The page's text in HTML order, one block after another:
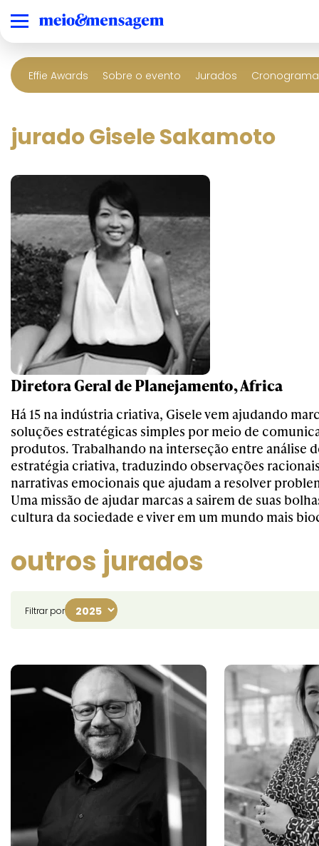
Effie Awards Sobre o evento Jurados
jurado Gisele Sakamoto
Diretora Geral de Planejamento, Africa
Há 15 na indústria criativa, Gisele vem ajudando
soluções estratégicas simples por meio de
produtos. Trabalhando na interseção entre análise
estratégia criativa, traduzindo observações
narrativas emocionais que ajudam a resolver
Uma missão de ajudar marcas a sairem de suas
cultura da sociedade e viver em um mundo mais
outros jurados
Filtrar por